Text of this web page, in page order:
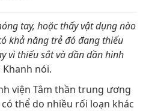
tay, hoặc thấy vật dụng nào
khả năng trẻ đó đang thiếu
vì thiếu sắt và dần dần hình
Khanh nói.
viện Tâm thần trung ương
thể do nhiều rối loạn khác